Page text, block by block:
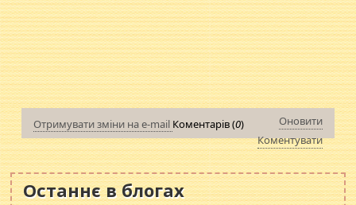
Отримувати зміни на e-mail Коментарів (0)
Оновити
Коментувати
Останнє в блогах